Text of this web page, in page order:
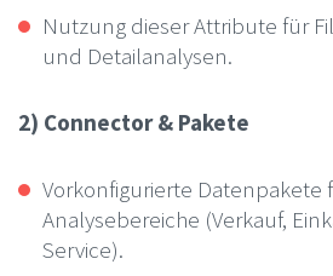
Nutzung dieser Attribute für
und Detailanalysen.
2) Connector & Pakete
Vorkonfigurierte Datenpakete
Analysebereiche (Verkauf,
Service).